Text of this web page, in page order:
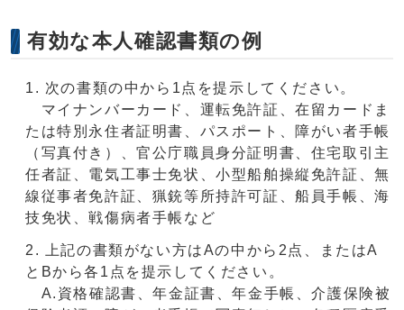
有効な本人確認書類の例
次の書類の中から1点を提示してください。
マイナンバーカード、運転免許証、在留カードま
たは特別永住者証明書、パスポート、障がい者手帳
（写真付き）、官公庁職員身分証明書、住宅取引主
任者証、電気工事士免状、小型船舶操縦免許証、無
線従事者免許証、猟銃等所持許可証、船員手帳、海
技免状、戦傷病者手帳など
上記の書類がない方はAの中から2点、またはA
とBから各1点を提示してください。
A.資格確認書、年金証書、年金手帳、介護保険被